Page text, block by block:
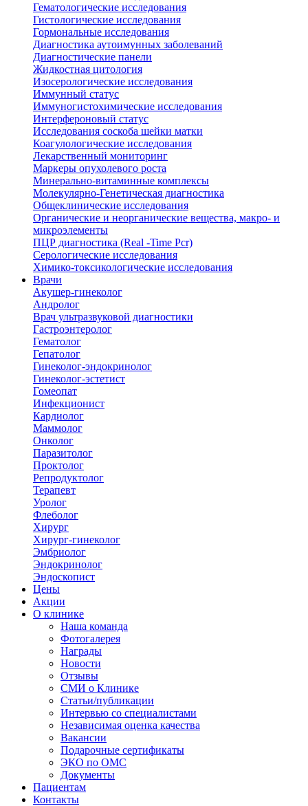
Гематологические исследования
Гистологические исследования
Гормональные исследования
Диагностика аутоимунных заболеваний
Диагностические панели
Жидкостная цитология
Изосерологические исследования
Иммунный статус
Иммуногистохимические исследования
Интерфероновый статус
Исследования соскоба шейки матки
Коагулологические исследования
Лекарственный мониторинг
Маркеры опухолевого роста
Минерально-витаминные комплексы
Молекулярно-Генетическая диагностика
Общеклинические исследования
Органические и неорганические вещества, макро- и
микроэлементы
ПЦР диагностика (Real -Time Pcr)
Серологические исследования
Химико-токсикологические исследования
Врачи
Акушер-гинеколог
Андролог
Врач ультразвуковой диагностики
Гастроэнтеролог
Гематолог
Гепатолог
Гинеколог-эндокринолог
Гинеколог-эстетист
Гомеопат
Инфекционист
Кардиолог
Маммолог
Онколог
Паразитолог
Проктолог
Репродуктолог
Терапевт
Уролог
Флеболог
Хирург
Хирург-гинеколог
Эмбриолог
Эндокринолог
Эндоскопист
Цены
Акции
О клинике
Наша команда
Фотогалерея
Награды
Новости
Отзывы
СМИ о Клинике
Статьи/публикации
Интервью со специалистами
Независимая оценка качества
Вакансии
Подарочные сертификаты
ЭКО по ОМС
Документы
Пациентам
Контакты